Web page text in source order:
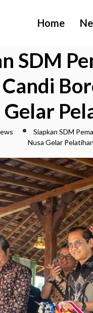
Home
SDM
Gelar
Siapkan SDM
Nusa Gelar